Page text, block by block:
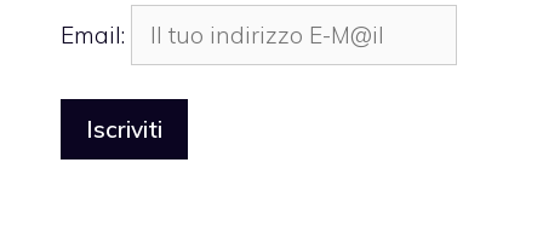
Email: